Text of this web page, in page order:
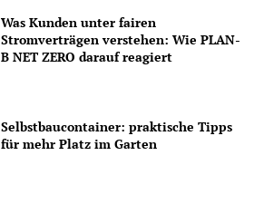
Was Kunden unter fairen
Stromverträgen verstehen: Wie PLAN-
B NET ZERO darauf reagiert
Selbstbaucontainer: praktische Tipps
für mehr Platz im Garten